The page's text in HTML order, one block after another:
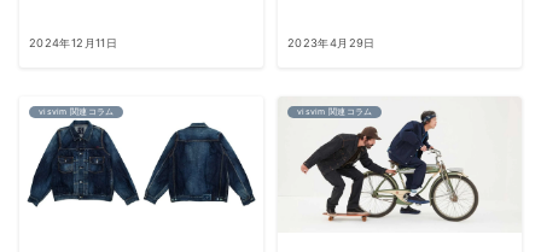
2024年12月11日 2023年4月29日
visvim 関連コラム visvim 関連コラム